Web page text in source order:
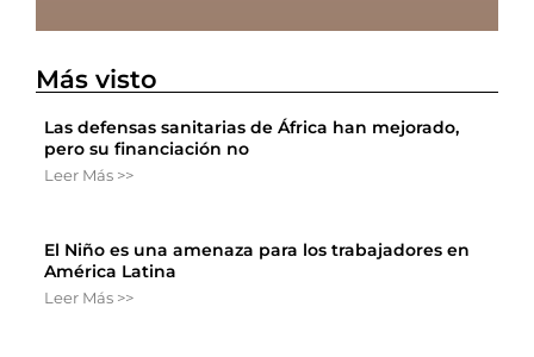
Más visto
Las defensas sanitarias de África han mejorado,
pero su financiación no
Leer Más >>
El Niño es una amenaza para los trabajadores en
América Latina
Leer Más >>